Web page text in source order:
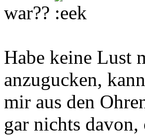
war??
Habe keine Lust
anzugucken,
mir aus den
gar nichts davon,